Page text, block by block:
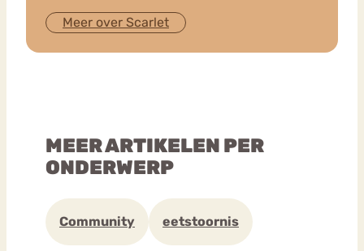
Meer over Scarlet
MEER ARTIKELEN PER
ONDERWERP
Community eetstoornis